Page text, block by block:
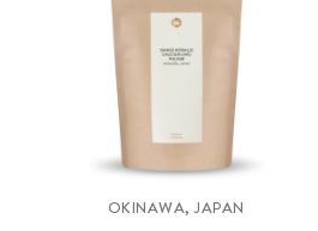
OKINAWA, JAPAN